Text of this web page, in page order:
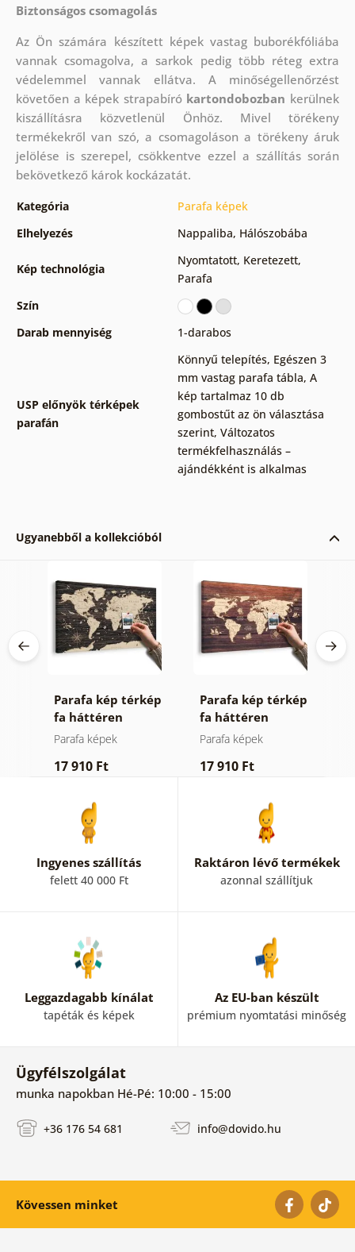
Biztonságos csomagolás
Az Ön számára készített képek vastag buborékfóliába
vannak csomagolva, a sarkok pedig több réteg extra
védelemmel vannak ellátva. A minőségellenőrzést
követően a képek strapabíró kartondobozban kerülnek
kiszállításra közvetlenül Önhöz. Mivel törékeny
termékekről van szó, a csomagoláson a törékeny áruk
jelölése is szerepel, csökkentve ezzel a szállítás során
bekövetkező károk kockázatát.
Kategória
Parafa képek
Elhelyezés
Nappaliba, Hálószobába
Kép technológia
Nyomtatott, Keretezett,
Parafa
Szín
Darab mennyiség
1-darabos
USP előnyök térképek
parafán
Könnyű telepítés, Egészen 3
mm vastag parafa tábla, A
kép tartalmaz 10 db
gombostűt az ön választása
szerint, Változatos
termékfelhasználás –
ajándékként is alkalmas
Ugyanebből a kollekcióból
Parafa kép térkép
fa háttéren
Parafa képek
17 910 Ft
Parafa kép térkép
fa háttéren
Parafa képek
17 910 Ft
Ingyenes szállítás
felett 40 000 Ft
Raktáron lévő termékek
azonnal szállítjuk
Leggazdagabb kínálat
tapéták és képek
Az EU-ban készült
prémium nyomtatási minőség
Ügyfélszolgálat
munka napokban Hé-Pé: 10:00 - 15:00
+36 176 54 681 info@dovido.hu
Kövessen minket